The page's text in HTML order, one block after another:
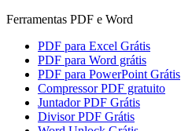
Ferramentas PDF e Word
PDF para Excel Grátis
PDF para Word grátis
PDF para PowerPoint Grátis
Compressor PDF gratuito
Juntador PDF Grátis
Divisor PDF Grátis